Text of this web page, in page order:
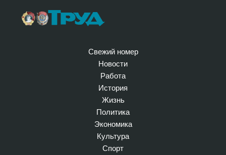
Свежий номер
Новости
Работа
История
Жизнь
Политика
Экономика
Культура
Спорт